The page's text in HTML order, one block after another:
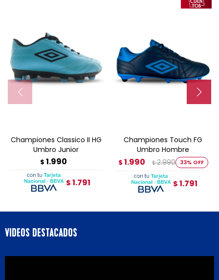
Championes Classico II HG
Umbro Junior
$ 1.990
$ 1.791
Championes Touch FG
Umbro Hombre
$ 1.990 $ 2.990 33
$ 1.791
VIDEOS DESTACADOS